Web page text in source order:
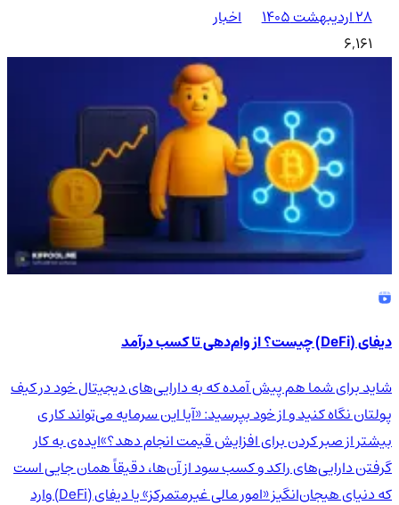
۲۸ اردیبهشت ۱۴۰۵
اخبار
6,161
دیفای (DeFi) چیست؟ از وام‌دهی تا کسب درآمد
شاید برای شما هم پیش آمده که به دارایی‌های دیجیتال خود در کیف
پولتان نگاه کنید و از خود بپرسید: «آیا این سرمایه می‌تواند کاری
بیشتر از صبر کردن برای افزایش قیمت انجام دهد؟»ایده‌ی به کار
گرفتن دارایی‌های راکد و کسب سود از آن‌ها، دقیقاً همان جایی است
که دنیای هیجان‌انگیز «امور مالی غیرمتمرکز» یا دیفای (DeFi) وارد